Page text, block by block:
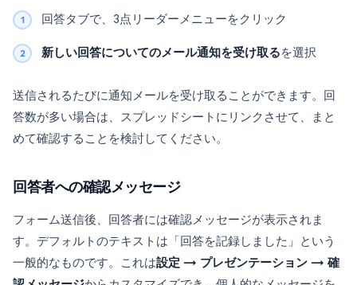
回答タブで、3点リーダーメニューをクリック
新しい回答についてのメール通知を受け取るを選択
送信されるたびに通知メールを受け取ることができます。回
答数が多い場合は、スプレッドシートにリンクさせて、まと
めて確認することを検討してください。
回答者への確認メッセージ
フォーム送信後、回答者には確認メッセージが表示されま
す。デフォルトのテキストは「回答を記録しました」という
一般的なものです。これは設定 → プレゼンテーション → 確